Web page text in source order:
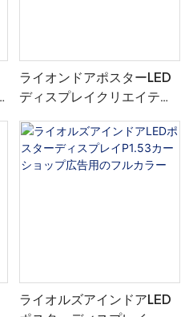
ライオンドアポスターLED
ディスプレイクリエイティ
グポスター
ライオルズアインドアLED